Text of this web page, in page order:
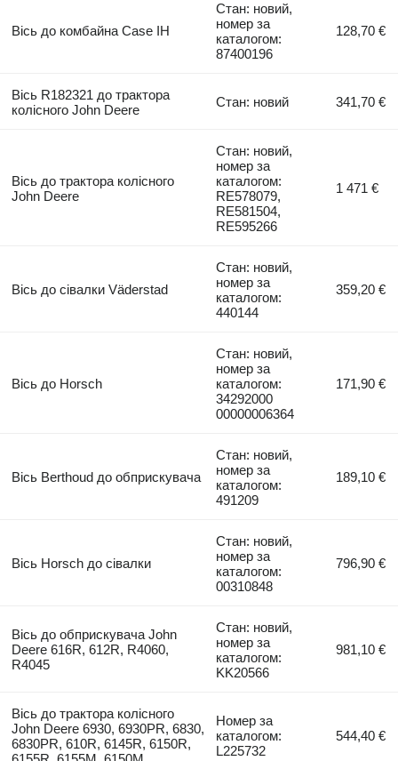
Вісь до комбайна Case IH
Стан: новий,
номер за
каталогом:
87400196
128,70 €
Вісь R182321 до трактора
колісного John Deere
Стан: новий 341,70 €
Вісь до трактора колісного
John Deere
Стан: новий,
номер за
каталогом:
RE578079,
RE581504,
RE595266
1 471 €
Вісь до сівалки Väderstad
Стан: новий,
номер за
каталогом:
440144
359,20 €
Вісь до Horsch
Стан: новий,
номер за
каталогом:
34292000
00000006364
171,90 €
Вісь Berthoud до обприскувача
Стан: новий,
номер за
каталогом:
491209
189,10 €
Вісь Horsch до сівалки
Стан: новий,
номер за
каталогом:
00310848
796,90 €
Вісь до обприскувача John
Deere 616R, 612R, R4060,
R4045
Стан: новий,
номер за
каталогом:
KK20566
981,10 €
Вісь до трактора колісного
John Deere 6930, 6930PR, 6830,
6830PR, 610R, 6145R, 6150R,
Номер за
каталогом:
L225732
544,40 €